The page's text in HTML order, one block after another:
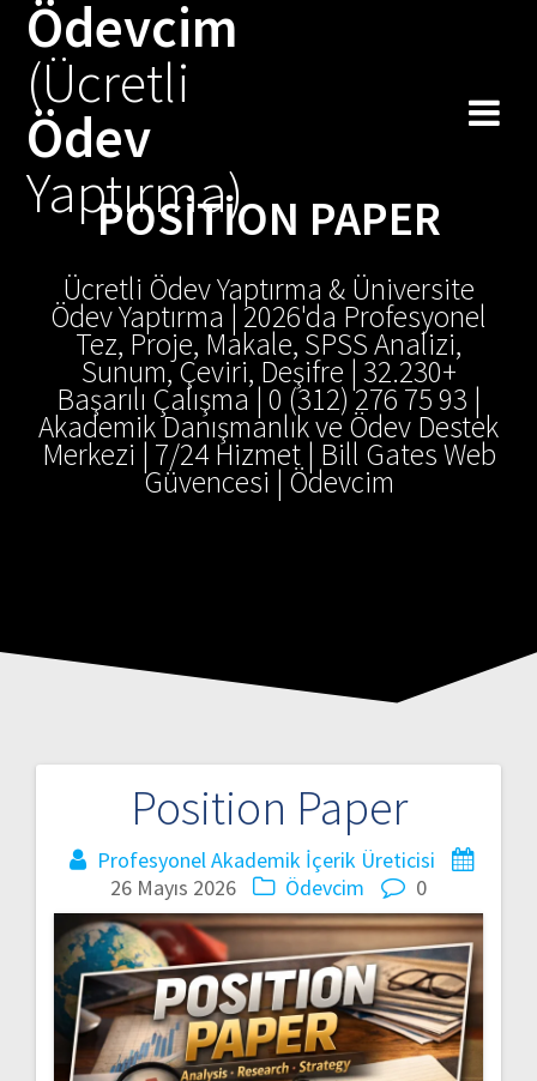
Ödevcim
(Ücretli
Ödev
Yaptırma)
POSITION PAPER
Ücretli Ödev Yaptırma & Üniversite
Ödev Yaptırma | 2026'da Profesyonel
Tez, Proje, Makale, SPSS Analizi,
Sunum, Çeviri, Deşifre | 32.230+
Başarılı Çalışma | 0 (312) 276 75 93 |
Akademik Danışmanlık ve Ödev Destek
Merkezi | 7/24 Hizmet | Bill Gates Web
Güvencesi | Ödevcim
Position Paper
Profesyonel Akademik İçerik Üreticisi
26 Mayıs 2026
Ödevcim 0